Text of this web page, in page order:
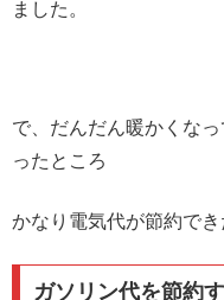
ました。
で、だんだん暖かくな
ったところ
かなり電気代が節約でき
ガソリン代を節約